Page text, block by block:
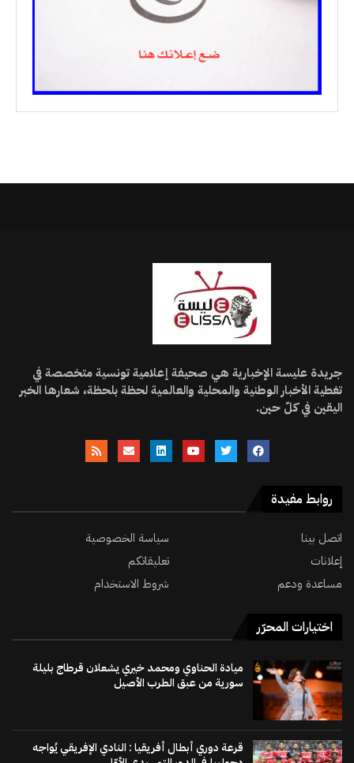
جريدة عليسة الإخبارية هي صحيفة إعلامية تونسية متخصصة في
تغطية الأخبار الوطنية والمحلية والعالمية لحظة بلحظة، شعارها الخبر
اليقين في كلّ حين.
روابط مفيدة
اتصل بينا
سياسة الخصوصية
إعلانات
تعليقاتكم
مساعدة ودعم
شروط الاستخدام
اختيارات المحرّر
ميادة الحناوي ومحمد خيري يشعلان قرطاج بليلة
سورية من عبق الطرب الأصيل
قرعة دوري أبطال أفريقيا : النادي الإفريقي يُواجه